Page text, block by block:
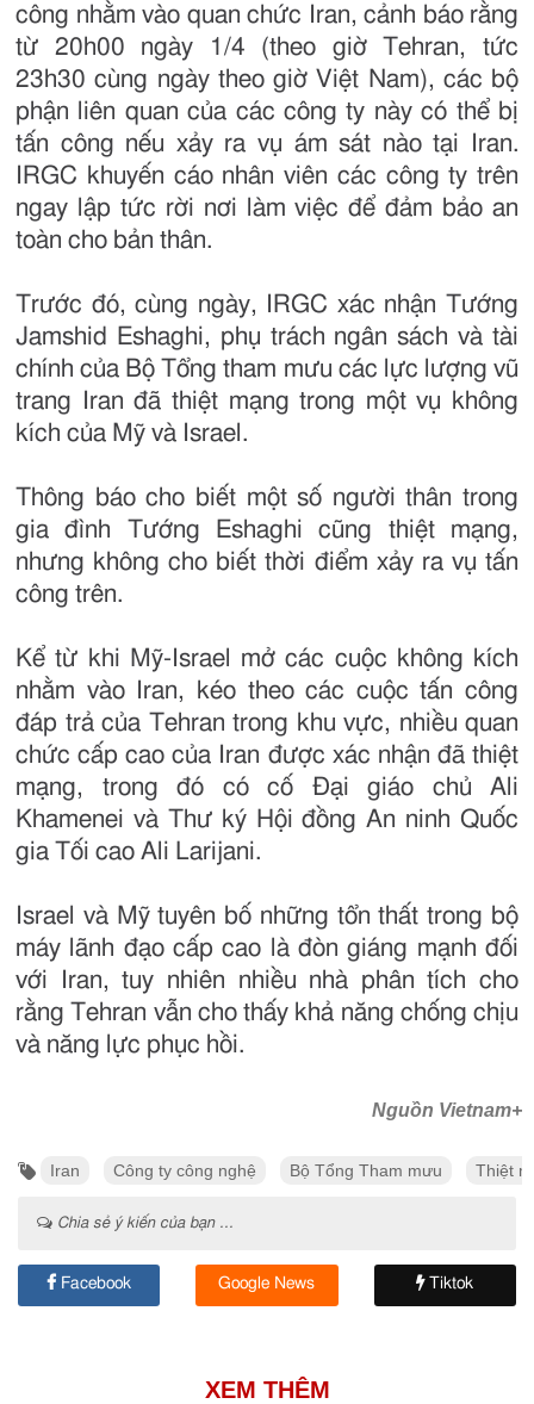
công nhằm vào quan chức Iran, cảnh báo rằng
từ 20h00 ngày 1/4 (theo giờ Tehran, tức
23h30 cùng ngày theo giờ Việt Nam), các bộ
phận liên quan của các công ty này có thể bị
tấn công nếu xảy ra vụ ám sát nào tại Iran.
IRGC khuyến cáo nhân viên các công ty trên
ngay lập tức rời nơi làm việc để đảm bảo an
toàn cho bản thân.
Trước đó, cùng ngày, IRGC xác nhận Tướng
Jamshid Eshaghi, phụ trách ngân sách và tài
chính của Bộ Tổng tham mưu các lực lượng vũ
trang Iran đã thiệt mạng trong một vụ không
kích của Mỹ và Israel.
Thông báo cho biết một số người thân trong
gia đình Tướng Eshaghi cũng thiệt mạng,
nhưng không cho biết thời điểm xảy ra vụ tấn
công trên.
Kể từ khi Mỹ-Israel mở các cuộc không kích
nhằm vào Iran, kéo theo các cuộc tấn công
đáp trả của Tehran trong khu vực, nhiều quan
chức cấp cao của Iran được xác nhận đã thiệt
mạng, trong đó có cố Đại giáo chủ Ali
Khamenei và Thư ký Hội đồng An ninh Quốc
gia Tối cao Ali Larijani.
Israel và Mỹ tuyên bố những tổn thất trong bộ
máy lãnh đạo cấp cao là đòn giáng mạnh đối
với Iran, tuy nhiên nhiều nhà phân tích cho
rằng Tehran vẫn cho thấy khả năng chống chịu
và năng lực phục hồi.
Nguồn Vietnam+
Iran Công ty công nghệ Bộ Tổng Tham mưu Thiệt
Chia sẻ ý kiến của bạn ...
Facebook Google News Tiktok
XEM THÊM